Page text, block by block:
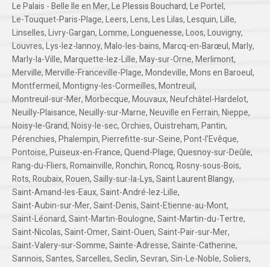
Le Palais - Belle Ile en Mer,Le Plessis Bouchard,Le Portel,
Le-Touquet-Paris-Plage,Leers,Lens,Les Lilas,Lesquin,Lille,
Linselles,Livry-Gargan,Lomme,Longuenesse,Loos,Louvigny,
Louvres,Lys-lez-lannoy,Malo-les-bains,Marcq-en-Barœul,Marly,
Marly-la-Ville,Marquette-lez-Lille,May-sur-Orne,Merlimont,
Merville,Merville-Franceville-Plage,Mondeville,Mons en Baroeul,
Montfermeil,Montigny-les-Cormeilles,Montreuil,
Montreuil-sur-Mer,Morbecque,Mouvaux,Neufchâtel-Hardelot,
Neuilly-Plaisance,Neuilly-sur-Marne,Neuville en Ferrain,Nieppe,
Noisy-le-Grand,Noisy-le-sec,Orchies,Ouistreham,Pantin,
Pérenchies,Phalempin,Pierrefitte-sur-Seine,Pont-l'Evêque,
Pontoise,Puiseux-en-France,Quend-Plage,Quesnoy-sur-Deûle,
Rang-du-Fliers,Romainville,Ronchin,Roncq,Rosny-sous-Bois,
Rots,Roubaix,Rouen,Sailly-sur-la-Lys,Saint Laurent Blangy,
Saint-Amand-les-Eaux,Saint-André-lez-Lille,
Saint-Aubin-sur-Mer,Saint-Denis,Saint-Etienne-au-Mont,
Saint-Léonard,Saint-Martin-Boulogne,Saint-Martin-du-Tertre,
Saint-Nicolas,Saint-Omer,Saint-Ouen,Saint-Pair-sur-Mer,
Saint-Valery-sur-Somme,Sainte-Adresse,Sainte-Catherine,
Sannois,Santes,Sarcelles,Seclin,Sevran,Sin-Le-Noble,Soliers,